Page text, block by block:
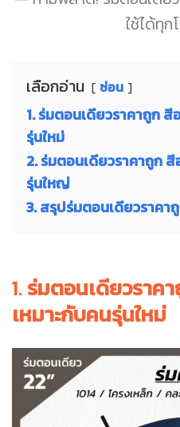
ใช้ได้ทุก
เลือกอ่าน ซ่อน
1. ร่มตอนเดียวราคาถูก สี
รุ่นใหม่
2. ร่มตอนเดียวราคาถูก สี
รุ่นใหญ่
3. สรุปร่มตอนเดียวราคา
1. ร่มตอนเดียวราค
เหมาะกับคนรุ่นใหม่